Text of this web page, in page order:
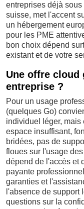
entreprises déjà
suisse, met l'accent
un hébergement
pour les PME
bon choix dépend
existant et de votre
Une offre
entreprise ?
Pour un usage
(quelques Go)
individuel léger, mais
espace insuffisant,
bridées, pas de
floues sur l'usage
dépend de l'accès et
payante
garanties et
l'absence de support
questions sur la